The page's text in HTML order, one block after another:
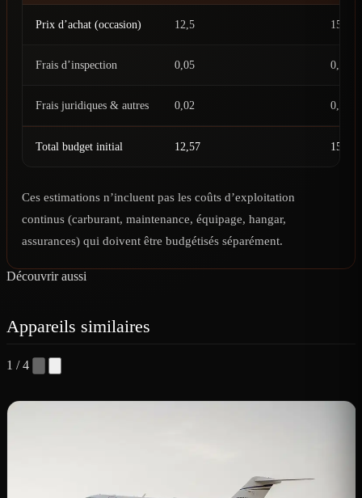
Prix d’achat (occasion) 12,5 15,5
Frais d’inspection 0,05 0,1
Frais juridiques & autres 0,02 0,05
Total budget initial 12,57 15,65
Ces estimations n’incluent pas les coûts d’exploitation
continus (carburant, maintenance, équipage, hangar,
assurances) qui doivent être budgétisés séparément.
Découvrir aussi
Appareils similaires
1 / 4